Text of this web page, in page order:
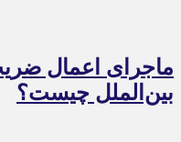
بین‌الملل چیست؟